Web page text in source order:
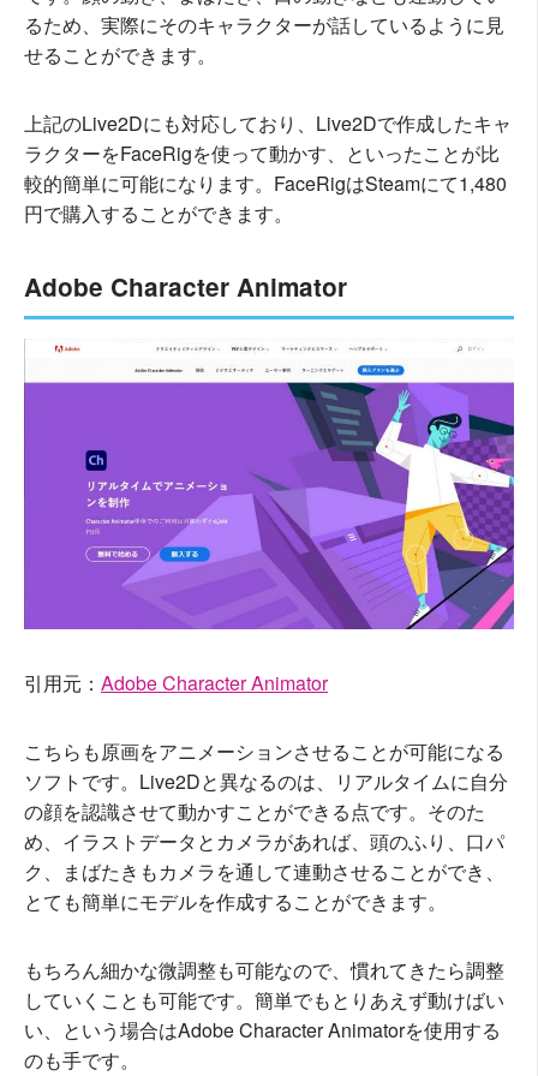
るため、実際にそのキャラクターが話しているように見
せることができます。
上記のLive2Dにも対応しており、Live2Dで作成したキャ
ラクターをFaceRigを使って動かす、といったことが比
較的簡単に可能になります。FaceRigはSteamにて1,480
円で購入することができます。
Adobe Character Animator
引用元： Adobe Character Animator
こちらも原画をアニメーションさせることが可能になる
ソフトです。Live2Dと異なるのは、リアルタイムに自分
の顔を認識させて動かすことができる点です。そのた
め、イラストデータとカメラがあれば、頭のふり、口パ
ク、まばたきもカメラを通して連動させることができ、
とても簡単にモデルを作成することができます。
もちろん細かな微調整も可能なので、慣れてきたら調整
していくことも可能です。簡単でもとりあえず動けばい
い、という場合はAdobe Character Animatorを使用する
のも手です。